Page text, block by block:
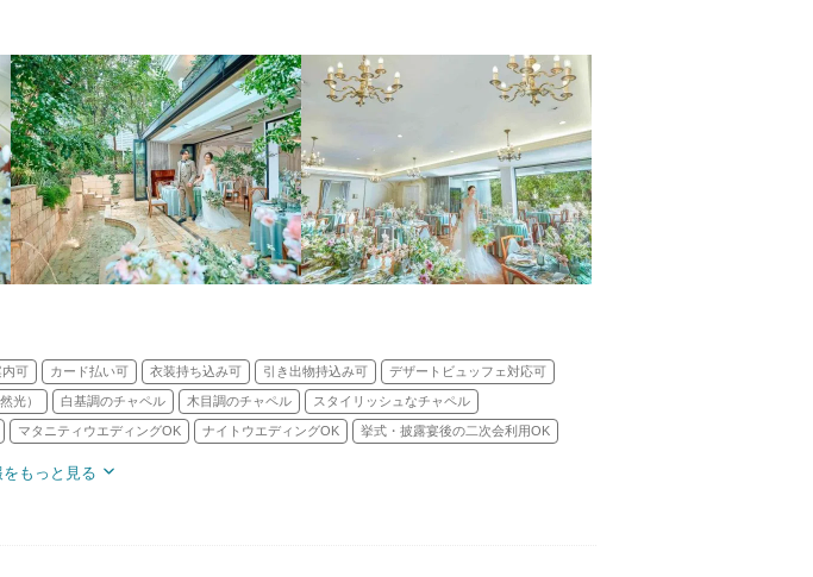
内可 カード払い可 衣装持ち込み可 引き出物持込み可 デザートビュッフェ対応可
光） 白基調のチャペル 木目調のチャペル スタイリッシュなチャペル
マタニティウエディングOK ナイトウエディングOK 挙式・披露宴後の二次会利用OK
もっと見る